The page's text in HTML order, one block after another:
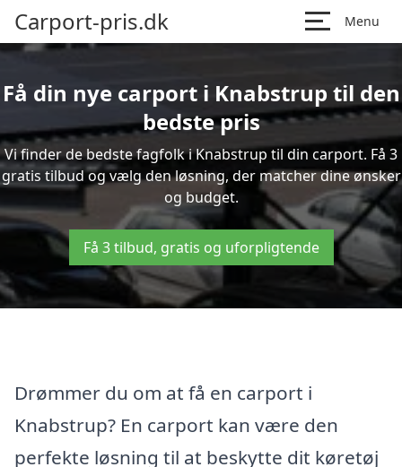
Carport-pris.dk Menu
Få din nye carport i Knabstrup til den
bedste pris
Vi finder de bedste fagfolk i Knabstrup til din carport. Få 3
gratis tilbud og vælg den løsning, der matcher dine ønsker
og budget.
Få 3 tilbud, gratis og uforpligtende
Drømmer du om at få en carport i
Knabstrup? En carport kan være den
perfekte løsning til at beskytte dit køretøj